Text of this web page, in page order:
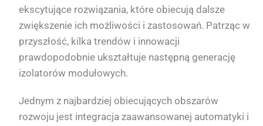
ekscytujące rozwiązania, które obiecują dalsze
zwiększenie ich możliwości i zastosowań. Patrząc w
przyszłość, kilka trendów i innowacji
prawdopodobnie ukształtuje następną generację
izolatorów modułowych.
Jednym z najbardziej obiecujących obszarów
rozwoju jest integracja zaawansowanej automatyki i